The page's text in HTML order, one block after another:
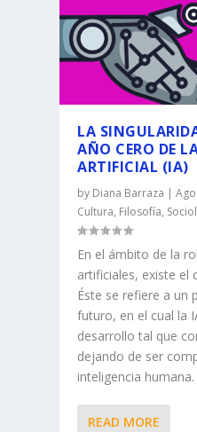
LA
AÑO CERO DE
ARTIFICIAL (IA)
by Diana Barraza |
Cultura, Filosofía,
En el ámbito de la
artificiales, existe el
Éste se refiere a un
futuro, en el cual la
desarrollo tal que
dejando de ser
inteligencia humana.
READ MORE